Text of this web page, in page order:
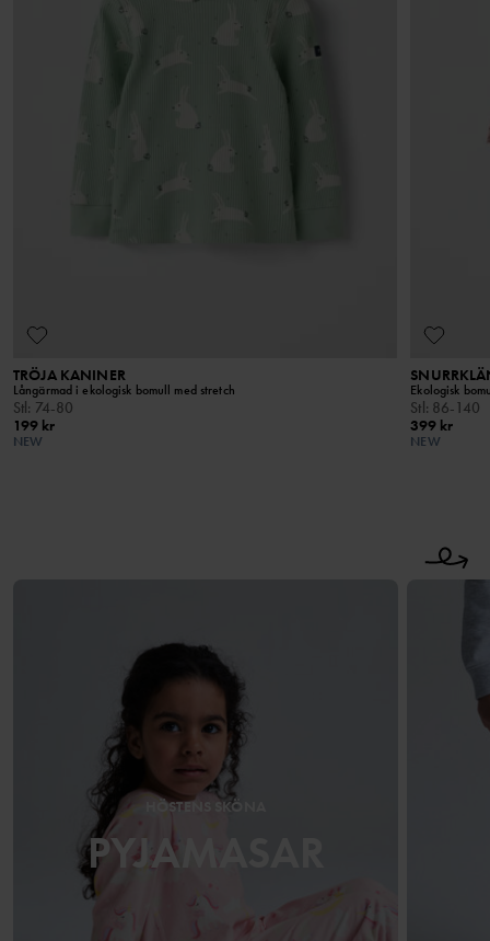
TRÖJA KANINER
Långärmad i ekologisk bomull med stretch
Stl: 74-80
199 kr
NEW
Ekologisk
Stl: 86-140
399 kr
NEW
HÖSTENS SKÖNA
PYJAMASAR